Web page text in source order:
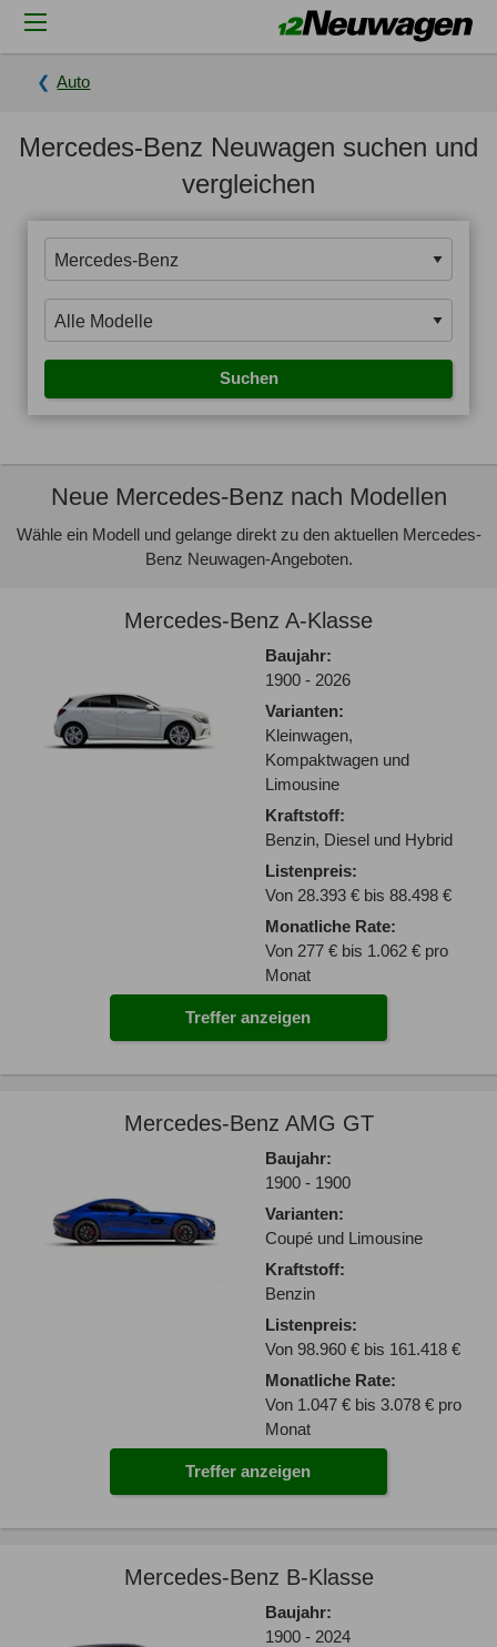
Auto
Mercedes-Benz Neuwagen suchen und
vergleichen
Suchen
Neue Mercedes-Benz nach Modellen
Wähle ein Modell und gelange direkt zu den aktuellen Mercedes-
Benz Neuwagen-Angeboten.
Mercedes-Benz A-Klasse
Baujahr:
1900 - 2026
Varianten:
Kleinwagen,
Kompaktwagen und
Limousine
Kraftstoff:
Benzin, Diesel und Hybrid
Listenpreis:
Von 28.393 € bis 88.498 €
Monatliche Rate:
Von 277 € bis 1.062 € pro
Monat
Treffer anzeigen
Mercedes-Benz AMG GT
Baujahr:
1900 - 1900
Varianten:
Coupé und Limousine
Kraftstoff:
Benzin
Listenpreis:
Von 98.960 € bis 161.418 €
Monatliche Rate:
Von 1.047 € bis 3.078 € pro
Monat
Treffer anzeigen
Mercedes-Benz B-Klasse
Baujahr:
1900 - 2024